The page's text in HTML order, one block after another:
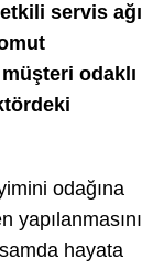
servis ağı
odaklı
odağına
yapılanmasını
hayata